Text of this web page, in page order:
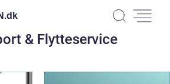
dk
& Flytteservice